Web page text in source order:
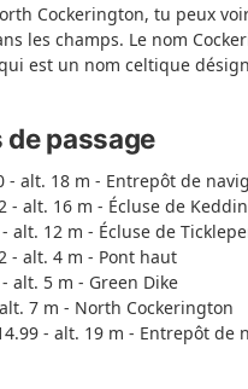
Cockerington, tu peux
les champs. Le nom
qui est un nom celtique
de passage
- alt. 18 m - Entrepôt de
- alt. 16 m - Écluse de
alt. 12 m - Écluse de
- alt. 4 m - Pont haut
alt. 5 m - Green Dike
7 m - North Cockerington
- alt. 19 m - Entrepôt de